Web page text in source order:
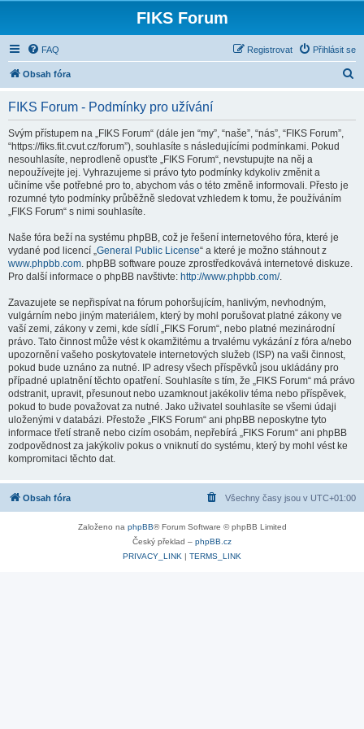
FIKS Forum
FAQ Přihlásit se
Registrovat
Obsah fóra
FIKS Forum - Podmínky pro užívání
Svým přístupem na „FIKS Forum“ (dále jen “my”, “naše”, “nás”, “FIKS Forum”,
“https://fiks.fit.cvut.cz/forum”), souhlasíte s následujícími podmínkami. Pokud
nesouhlasíte, neprodleně opusťte „FIKS Forum“, nevstupujte na něj a
nepoužívejte jej. Vyhrazujeme si právo tyto podmínky kdykoliv změnit a
učiníme vše potřebné pro to, abychom vás o této změně informovali. Přesto je
rozumné tyto podmínky průběžně sledovat vzhledem k tomu, že používáním
„FIKS Forum“ s nimi souhlasíte.
Naše fóra beží na systému phpBB, což je řešení internetového fóra, které je
vydané pod licencí „General Public License“ a které je možno stáhnout z
www.phpbb.com. phpBB software pouze zprostředkovává internetové diskuze.
Pro další informace o phpBB navštivte: http://www.phpbb.com/.
Zavazujete se nepřispívat na fórum pohoršujícím, hanlivým, nevhodným,
vulgárním nebo jiným materiálem, který by mohl porušovat platné zákony ve
vaší zemi, zákony v zemi, kde sídlí „FIKS Forum“, nebo platné mezinárodní
právo. Tato činnost může vést k okamžitému a trvalému vykázání z fóra a/nebo
upozornění vašeho poskytovatele internetových služeb (ISP) na vaši činnost,
pokud bude uznáno za nutné. IP adresy všech příspěvků jsou ukládány pro
případné uplatnění těchto opatření. Souhlasíte s tím, že „FIKS Forum“ má právo
odstranit, upravit, přesunout nebo uzamknout jakékoliv téma nebo příspěvek,
pokud to bude považovat za nutné. Jako uživatel souhlasíte se všemi údaji
uloženými v databázi. Přestože „FIKS Forum“ ani phpBB neposkytne tyto
informace třetí straně nebo cizím osobám, nepřebírá „FIKS Forum“ ani phpBB
zodpovědnost za jakýkoliv pokus o vniknutí do systému, který by mohl vést ke
kompromitaci těchto dat.
Obsah fóra Všechny časy jsou v UTC+01:00
Založeno na phpBB® Forum Software © phpBB Limited
Český překlad – phpBB.cz
PRIVACY_LINK | TERMS_LINK